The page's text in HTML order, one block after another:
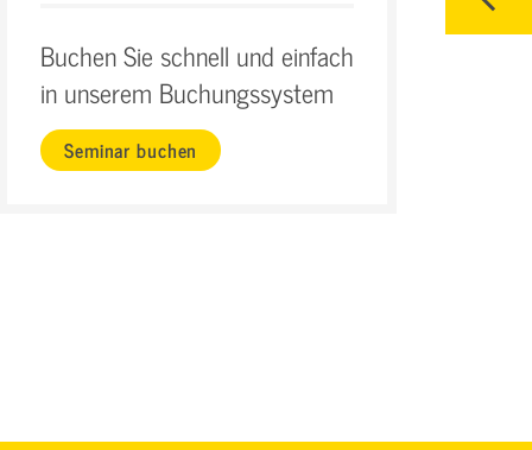
Buchen Sie schnell und einfach
in unserem Buchungssystem
Seminar buchen